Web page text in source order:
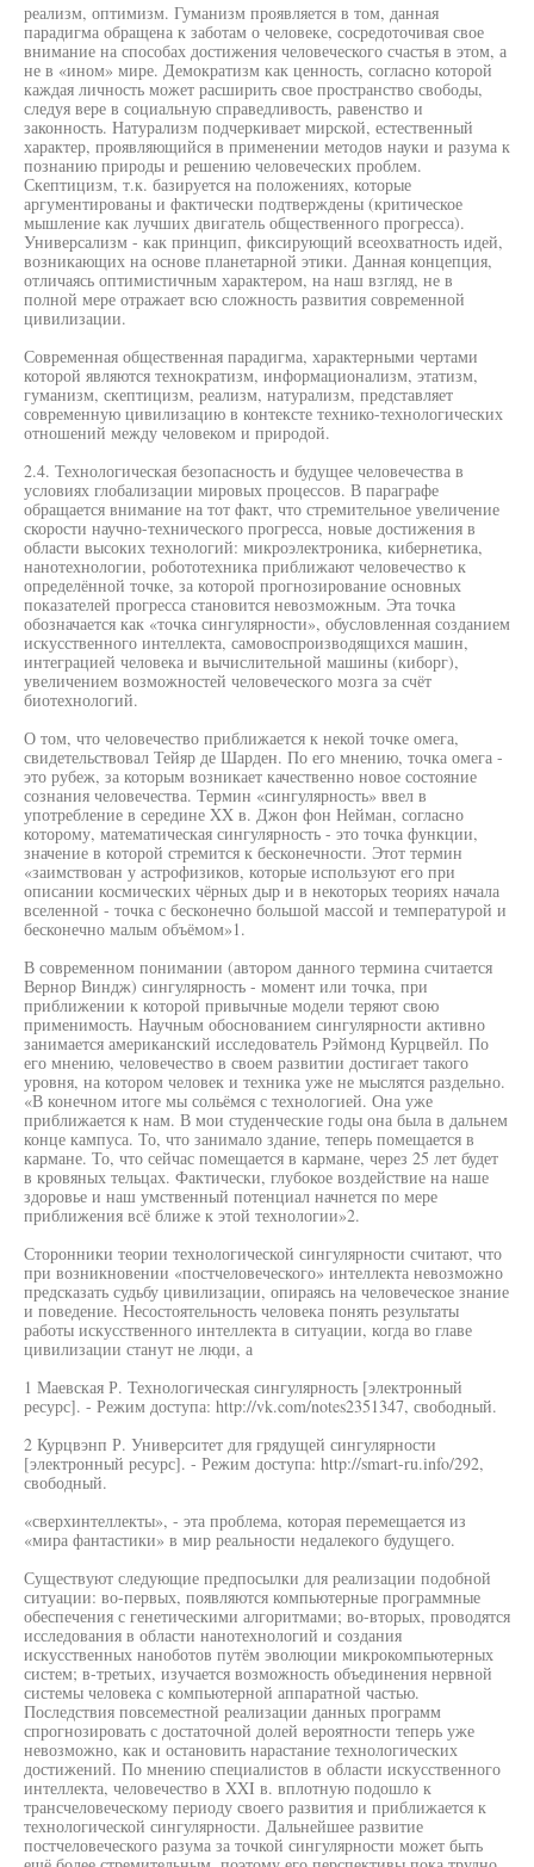
реализм, оптимизм. Гуманизм проявляется в том, данная
парадигма обращена к заботам о человеке, сосредоточивая свое
внимание на способах достижения человеческого счастья в этом, а
не в «ином» мире. Демократизм как ценность, согласно которой
каждая личность может расширить свое пространство свободы,
следуя вере в социальную справедливость, равенство и
законность. Натурализм подчеркивает мирской, естественный
характер, проявляющийся в применении методов науки и разума к
познанию природы и решению человеческих проблем.
Скептицизм, т.к. базируется на положениях, которые
аргументированы и фактически подтверждены (критическое
мышление как лучших двигатель общественного прогресса).
Универсализм - как принцип, фиксирующий всеохватность идей,
возникающих на основе планетарной этики. Данная концепция,
отличаясь оптимистичным характером, на наш взгляд, не в
полной мере отражает всю сложность развития современной
цивилизации.
Современная общественная парадигма, характерными чертами
которой являются технократизм, информационализм, этатизм,
гуманизм, скептицизм, реализм, натурализм, представляет
современную цивилизацию в контексте технико-технологических
отношений между человеком и природой.
2.4. Технологическая безопасность и будущее человечества в
условиях глобализации мировых процессов. В параграфе
обращается внимание на тот факт, что стремительное увеличение
скорости научно-технического прогресса, новые достижения в
области высоких технологий: микроэлектроника, кибернетика,
нанотехнологии, робототехника приближают человечество к
определённой точке, за которой прогнозирование основных
показателей прогресса становится невозможным. Эта точка
обозначается как «точка сингулярности», обусловленная созданием
искусственного интеллекта, самовоспроизводящихся машин,
интеграцией человека и вычислительной машины (киборг),
увеличением возможностей человеческого мозга за счёт
биотехнологий.
О том, что человечество приближается к некой точке омега,
свидетельствовал Тейяр де Шарден. По его мнению, точка омега -
это рубеж, за которым возникает качественно новое состояние
сознания человечества. Термин «сингулярность» ввел в
употребление в середине XX в. Джон фон Нейман, согласно
которому, математическая сингулярность - это точка функции,
значение в которой стремится к бесконечности. Этот термин
«заимствован у астрофизиков, которые используют его при
описании космических чёрных дыр и в некоторых теориях начала
вселенной - точка с бесконечно большой массой и температурой и
бесконечно малым объёмом»1.
В современном понимании (автором данного термина считается
Вернор Виндж) сингулярность - момент или точка, при
приближении к которой привычные модели теряют свою
применимость. Научным обоснованием сингулярности активно
занимается американский исследователь Рэймонд Курцвейл. По
его мнению, человечество в своем развитии достигает такого
уровня, на котором человек и техника уже не мыслятся раздельно.
«В конечном итоге мы сольёмся с технологией. Она уже
приближается к нам. В мои студенческие годы она была в дальнем
конце кампуса. То, что занимало здание, теперь помещается в
кармане. То, что сейчас помещается в кармане, через 25 лет будет
в кровяных тельцах. Фактически, глубокое воздействие на наше
здоровье и наш умственный потенциал начнется по мере
приближения всё ближе к этой технологии»2.
Сторонники теории технологической сингулярности считают, что
при возникновении «постчеловеческого» интеллекта невозможно
предсказать судьбу цивилизации, опираясь на человеческое знание
и поведение. Несостоятельность человека понять результаты
работы искусственного интеллекта в ситуации, когда во главе
цивилизации станут не люди, а
1 Маевская Р. Технологическая сингулярность [электронный
ресурс]. - Режим доступа: http://vk.com/notes2351347, свободный.
2 Курцвэнп Р. Университет для грядущей сингулярности
[электронный ресурс]. - Режим доступа: http://smart-ru.info/292,
свободный.
«сверхинтеллекты», - эта проблема, которая перемещается из
«мира фантастики» в мир реальности недалекого будущего.
Существуют следующие предпосылки для реализации подобной
ситуации: во-первых, появляются компьютерные программные
обеспечения с генетическими алгоритмами; во-вторых, проводятся
исследования в области нанотехнологий и создания
искусственных наноботов путём эволюции микрокомпьютерных
систем; в-третьих, изучается возможность объединения нервной
системы человека с компьютерной аппаратной частью.
Последствия повсеместной реализации данных программ
спрогнозировать с достаточной долей вероятности теперь уже
невозможно, как и остановить нарастание технологических
достижений. По мнению специалистов в области искусственного
интеллекта, человечество в XXI в. вплотную подошло к
трансчеловеческому периоду своего развития и приближается к
технологической сингулярности. Дальнейшее развитие
постчеловеческого разума за точкой сингулярности может быть